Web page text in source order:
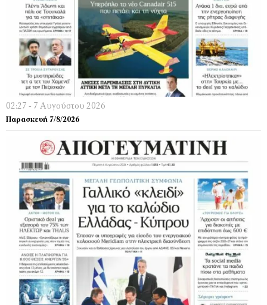
02:27 - 7 Αυγούστου 2026
Παρασκευή 7/8/2026